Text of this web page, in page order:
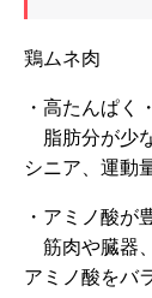
鶏ムネ肉
・高たんぱく
脂肪分が少
シニア、運動
・アミノ酸が
筋肉や臓器
アミノ酸をバ